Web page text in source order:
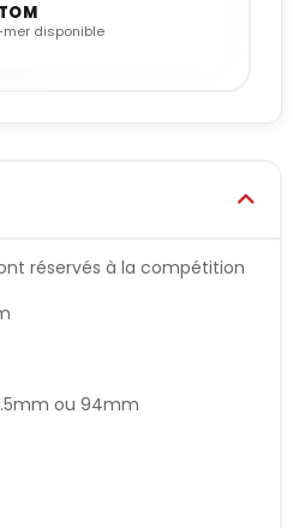
disponible
réservés à la compétition
ou 94mm